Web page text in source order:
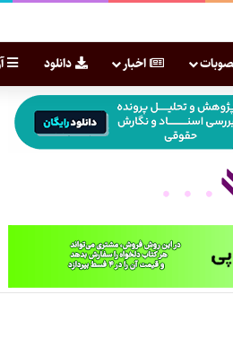
اخبار دانلود